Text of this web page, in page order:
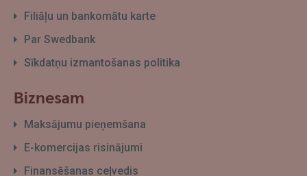
Filiāļu un bankomātu karte
Par Swedbank
Sīkdatņu izmantošanas politika
Biznesam
Maksājumu pieņemšana
E-komercijas risinājumi
Finansēšanas ceļvedis